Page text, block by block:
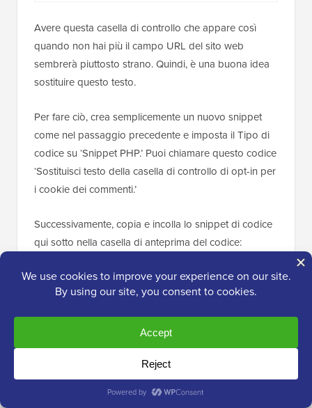
Avere questa casella di controllo che appare così
quando non hai più il campo URL del sito web
sembrerà piuttosto strano. Quindi, è una buona idea
Per fare ciò, crea semplicemente un nuovo snippet
codice su ‘Snippet PHP.’ Puoi chiamare questo codice
‘Sostituisci testo della casella di controllo di opt-in per
i cookie dei commenti.’
Successivamente, copia e incolla lo snippet di codice
qui sotto nella casella di anteprima del codice: